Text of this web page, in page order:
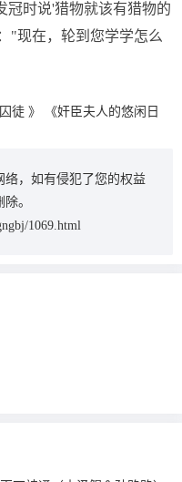
冠时说'猎物就该有猎物的
现在，轮到您学学怎么
徒 》
《奸臣夫人的悠闲日
，如有侵犯了您的权益
。
1069.html